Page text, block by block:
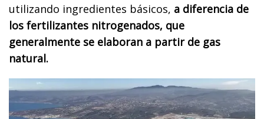
utilizando ingredientes básicos, a diferencia de
los fertilizantes nitrogenados, que
generalmente se elaboran a partir de gas
natural.